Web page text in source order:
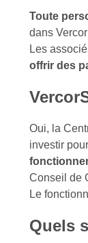
Toute
dans
Les
offrir des
Oui, la
investir
Conseil de
Le
Quels